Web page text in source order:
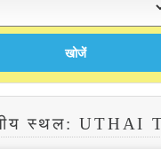
स्थल: UTHAI